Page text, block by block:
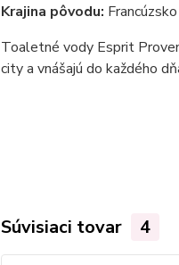
Krajina pôvodu: Francúzsko
Toaletné vody Esprit
city a vnášajú do každého
Súvisiaci tovar 4